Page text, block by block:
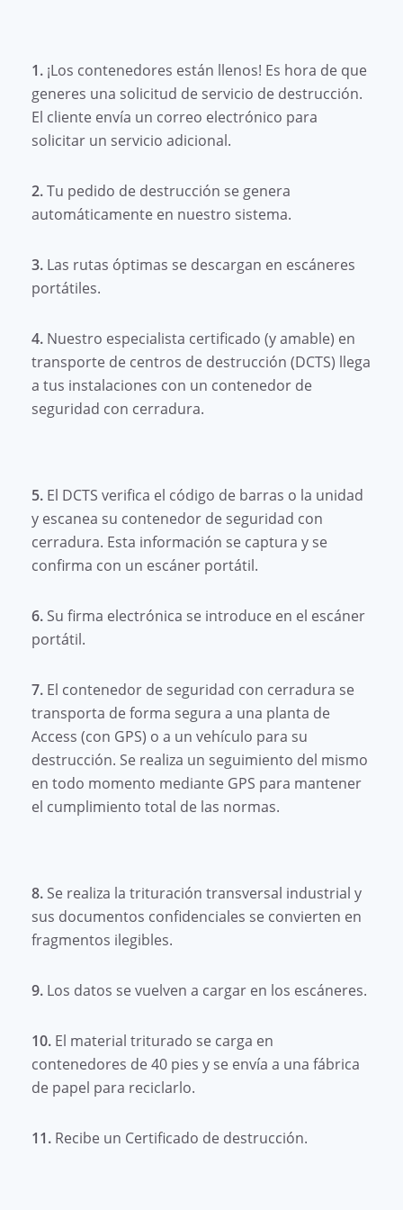
1. ¡Los contenedores están llenos! Es hora de que
generes una solicitud de servicio de destrucción.
El cliente envía un correo electrónico para
solicitar un servicio adicional.
2.Tu pedido de destrucción se genera
automáticamente en nuestro sistema.
3. Las rutas óptimas se descargan en escáneres
portátiles.
4. Nuestro especialista certificado (y amable) en
transporte de centros de destrucción (DCTS) llega
a tus instalaciones con un contenedor de
seguridad con cerradura.
5. El DCTS verifica el código de barras o la unidad
y escanea su contenedor de seguridad con
cerradura. Esta información se captura y se
confirma con un escáner portátil.
6. Su firma electrónica se introduce en el escáner
portátil.
7. El contenedor de seguridad con cerradura se
transporta de forma segura a una planta de
Access (con GPS) o a un vehículo para su
destrucción. Se realiza un seguimiento del mismo
en todo momento mediante GPS para mantener
el cumplimiento total de las normas.
8. Se realiza la trituración transversal industrial y
sus documentos confidenciales se convierten en
fragmentos ilegibles.
9. Los datos se vuelven a cargar en los escáneres.
10. El material triturado se carga en
contenedores de 40 pies y se envía a una fábrica
de papel para reciclarlo.
11. Recibe un Certificado de destrucción.